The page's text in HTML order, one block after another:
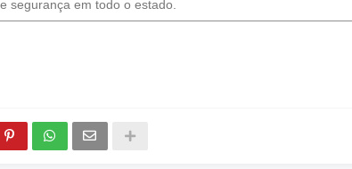
segurança em todo o estado.